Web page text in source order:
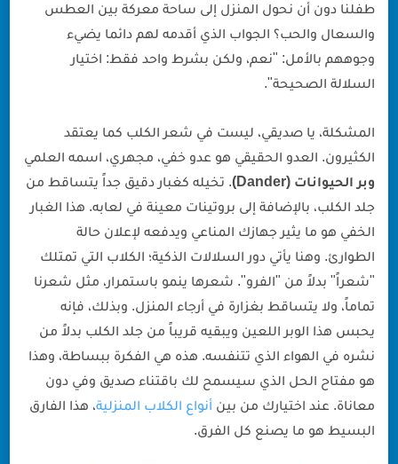
طفلنا دون أن نحول المنزل إلى ساحة معركة بين العطس
والسعال والحب؟ الجواب الذي أقدمه لهم دائما يضيء
وجوههم بالأمل: "نعم، ولكن بشرط واحد فقط: اختيار
السلالة الصحيحة".
المشكلة، يا صديقي، ليست في شعر الكلب كما يعتقد
الكثيرون. العدو الحقيقي هو عدو خفي، مجهري، اسمه العلمي
وبر الحيوانات (Dander)
. تخيله كغبار دقيق جداً يتساقط من
جلد الكلب، بالإضافة إلى بروتينات معينة في لعابه. هذا الغبار
الخفي هو ما يثير جهازك المناعي ويدفعه لإعلان حالة
الطوارئ. وهنا يأتي دور السلالات الذكية؛ الكلاب التي تمتلك
"شعراً" بدلاً من "الفرو". شعرها ينمو باستمرار، مثل شعرنا
تماماً، ولا يتساقط بغزارة في أرجاء المنزل. وبذلك، فإنه
يحبس هذا الوبر اللعين ويبقيه قريباً من جلد الكلب بدلاً من
نشره في الهواء الذي تتنفسه. هذه هي الفكرة ببساطة، وهذا
هو مفتاح الحل الذي سيسمح لك باقتناء صديق وفي دون
معاناة. عند اختيارك من بينأنواع الكلاب المنزلية، هذا الفارق
البسيط هو ما يصنع كل الفرق.